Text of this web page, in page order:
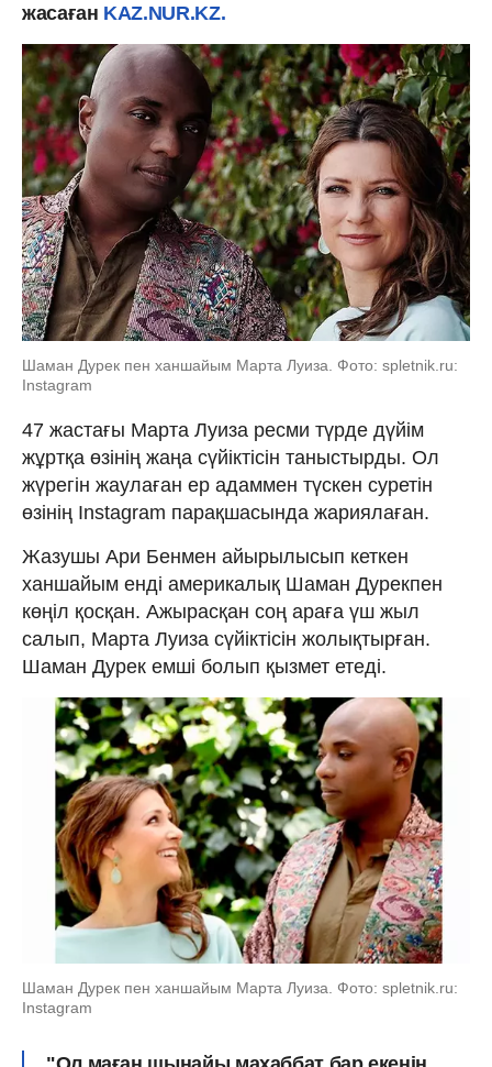
жасаған KAZ.NUR.KZ.
Шаман Дурек пен ханшайым Марта Луиза. Фото: spletnik.ru:
Instagram
47 жастағы Марта Луиза ресми түрде дүйім
жұртқа өзінің жаңа сүйіктісін таныстырды. Ол
жүрегін жаулаған ер адаммен түскен суретін
өзінің Instagram парақшасында жариялаған.
Жазушы Ари Бенмен айырылысып кеткен
ханшайым енді америкалық Шаман Дурекпен
көңіл қосқан. Ажырасқан соң араға үш жыл
салып, Марта Луиза сүйіктісін жолықтырған.
Шаман Дурек емші болып қызмет етеді.
Шаман Дурек пен ханшайым Марта Луиза. Фото: spletnik.ru:
Instagram